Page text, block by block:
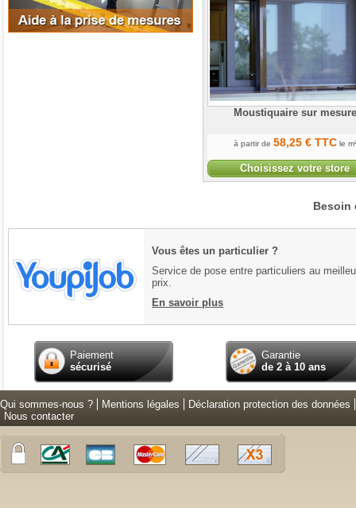
Moustiquaire sur mesure
à partir de 58,25 € TTC le m²
Choisissez votre store
Besoin
Vous êtes un particulier ?
Service de pose entre particuliers au
prix.
En savoir plus
Paiement
sécurisé
Garantie
de 2 à 10 ans
Qui sommes-nous ? Mentions légales
Déclaration protection des données
Nous contacter